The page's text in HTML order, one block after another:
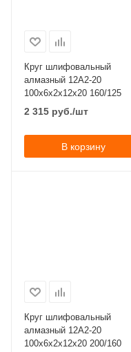
Круг шлифовальный
алмазный 12А2-20
100x6x2x12х20 160/125
2 315 руб./шт
В корзину
Круг шлифовальный
алмазный 12А2-20
100x6x2x12х20 200/160